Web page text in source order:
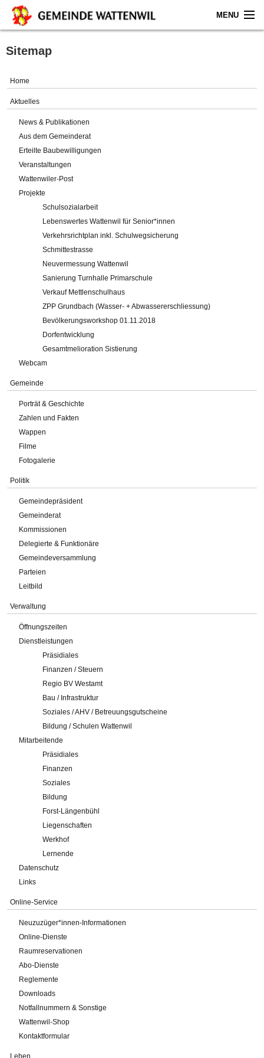
MENU
Home
Gemeinde
Verwaltung
Online-Service
Impressum
Sitemap
Home
Aktuelles
News & Publikationen
Aus dem Gemeinderat
Erteilte Baubewilligungen
Veranstaltungen
Wattenwiler-Post
Projekte
Schulsozialarbeit
Lebenswertes Wattenwil für Senior*innen
Verkehrsrichtplan inkl. Schulwegsicherung
Schmittestrasse
Neuvermessung Wattenwil
Sanierung Turnhalle Primarschule
Verkauf Mettlenschulhaus
ZPP Grundbach (Wasser- + Abwassererschliessung)
Bevölkerungsworkshop 01.11.2018
Dorfentwicklung
Gesamtmelioration Sistierung
Webcam
Gemeinde
Porträt & Geschichte
Zahlen und Fakten
Wappen
Filme
Fotogalerie
Politik
Gemeindepräsident
Gemeinderat
Kommissionen
Delegierte & Funktionäre
Gemeindeversammlung
Parteien
Leitbild
Verwaltung
Öffnungszeiten
Dienstleistungen
Präsidiales
Finanzen / Steuern
Regio BV Westamt
Bau / Infrastruktur
Soziales / AHV / Betreuungsgutscheine
Bildung / Schulen Wattenwil
Mitarbeitende
Präsidiales
Finanzen
Soziales
Bildung
Forst-Längenbühl
Liegenschaften
Werkhof
Lernende
Datenschutz
Links
Online-Service
Neuzuzüger*innen-Informationen
Online-Dienste
Raumreservationen
Abo-Dienste
Reglemente
Downloads
Notfallnummern & Sonstige
Wattenwil-Shop
Kontaktformular
Leben